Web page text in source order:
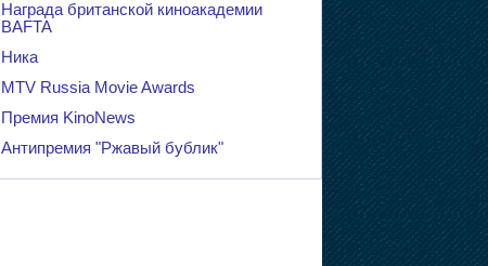
Награда британской киноакадемии
BAFTA
Ника
MTV Russia Movie Awards
Премия KinoNews
Антипремия "Ржавый бублик"